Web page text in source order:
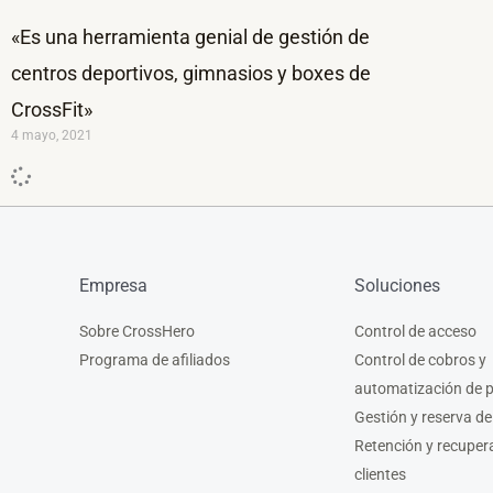
«Es una herramienta genial de gestión de
centros deportivos, gimnasios y boxes de
CrossFit»
4 mayo, 2021
Empresa
Sobre CrossHero
Programa de afiliados
Soluciones
Control de acceso
Control de cobros y
automatización de
Gestión y reserva
Retención y
clientes